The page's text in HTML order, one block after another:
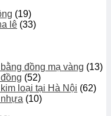
(19)
lê (33)
đồng mạ vàng (13)
(52)
loại tại Hà Nội (62)
(10)